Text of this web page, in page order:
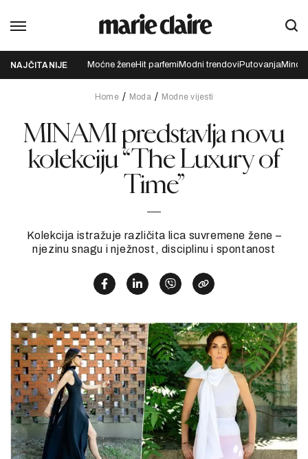
NAJČITANIJE Moćne ženeHit parfemi Modni trendovi Putovanja
Home Moda Modne vijesti
MINAMI predstavlja novu
kolekciju “The Luxury of
Time”
Kolekcija istražuje različita lica suvremene žene –
njezinu snagu i nježnost, disciplinu i spontanost